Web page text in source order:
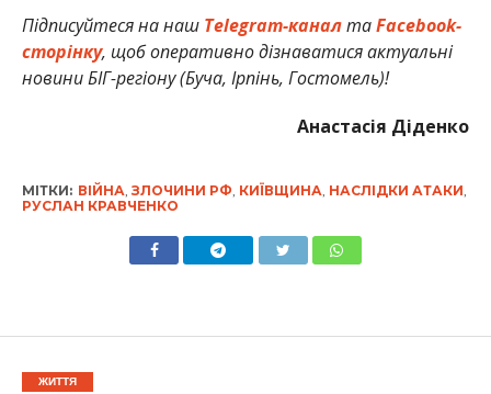
Підписуйтеся на наш Telegram-канал таFacebook-
сторінку, щоб оперативно дізнаватися актуальні
новини БІГ-регіону (Буча, Ірпінь, Гостомель)!
Анастасія Діденко
МІТКИ: ВІЙНА, ЗЛОЧИНИ РФ, КИЇВЩИНА, НАСЛІДКИ АТАКИ,
РУСЛАН КРАВЧЕНКО
ЖИТТЯ